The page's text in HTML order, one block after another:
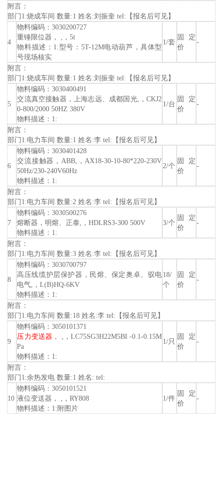
附言：
部门1:烧成车间 数量:1 姓名:刘振奎 tel:【报名后可见】
4
物料编码：3030200727
重锤限位器， ,，5t
物料描述：1:型号：5T-12M电动葫芦，具体型
号现场核实
1/套
固定
价
-
附言：
部门1:烧成车间 数量:1 姓名:刘振奎 tel:【报名后可见】
5
物料编码：3030400491
交流真空接触器，上海志远、成都国光,，CKJ2
0-800/2000 50HZ 380V
物料描述：1:
1/台
固定
价
-
附言：
部门1:电力车间 数量:1 姓名:李 tel:【报名后可见】
6
物料编码：3030401428
交流接触器，ABB,，AX18-30-10-80*220-230V
50Hz/230-240V60Hz
物料描述：1:
2/个
固定
价
-
附言：
部门1:电力车间 数量:2 姓名:李 tel:【报名后可见】
7
物料编码：3030500276
熔断器，明熔、正泰,，HDLRS3-300 500V
物料描述：1:
3/个
固定
价
-
附言：
部门1:电力车间 数量:3 姓名:李 tel:【报名后可见】
8
物料编码：3030700797
高压线缆护层保护器，民熔、保定奥卓、驭电
电气,，L(B)HQ-6KV
物料描述：1:
18/
个
固定
价
-
附言：
部门1:电力车间 数量:18 姓名:李 tel:【报名后可见】
9
物料编码：3050101371
压力变送器 ， ,，LC75SG3H22M5BI -0.1-0.15M
Pa
物料描述：1:
1/只
固定
价
-
附言：
部门1:余热发电 数量:1 姓名: tel:
10
物料编码：3050101521
液位变送器， ,，RY808
物料描述：1:附图片
1/件
固定
价
-